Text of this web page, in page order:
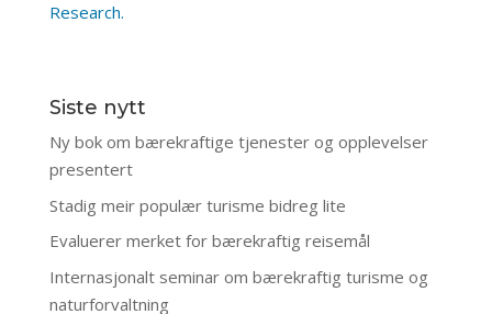
Research.
Siste nytt
Ny bok om bærekraftige tjenester og opplevelser
presentert
Stadig meir populær turisme bidreg lite
Evaluerer merket for bærekraftig reisemål
Internasjonalt seminar om bærekraftig turisme og
naturforvaltning